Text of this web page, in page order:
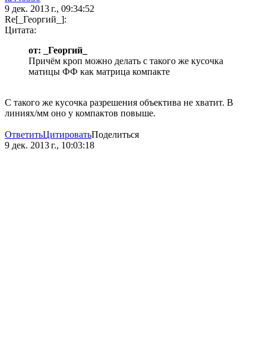
9 дек. 2013 г., 09:34:52
Re[_Георгий_]:
Цитата:
от: _Георгий_
Причём кроп можно делать с такого же кусочка
матицы ФФ как матрица компакте
С такого же кусочка разрешения объектива не хватит. В
линиях/мм оно у компактов повыше.
ОтветитьЦитироватьПоделиться
9 дек. 2013 г., 10:03:18